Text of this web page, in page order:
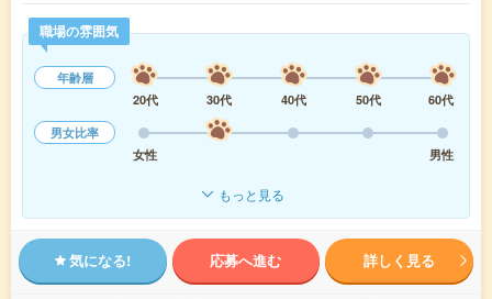
職場の雰囲気
年齢層
20代
30代 40代 50代
60代
男女比率
女性
男性
もっと見る
気になる! 応募へ進む 詳しく見る